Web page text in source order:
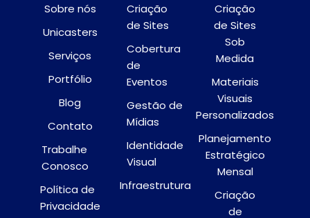
Sobre nós
Unicasters
Serviços
Portfólio
Blog
Contato
Trabalhe
Conosco
Política de
Privacidade
Criação
de Sites
Cobertura
de
Eventos
Gestão de
Mídias
Identidade
Visual
Infraestrutura
Criação
de Sites
Sob
Medida
Materiais
Visuais
Personalizados
Planejamento
Estratégico
Mensal
Criação
de